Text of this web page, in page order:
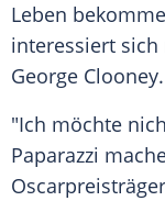
Leben
interessiert
George Clooney.
"Ich möchte
Paparazzi